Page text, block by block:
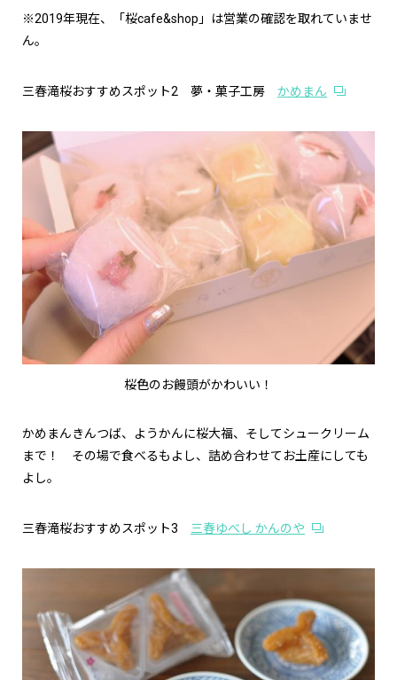
※2019年現在、「 桜cafe&shop 」は営業の確認を取れていませ
ん。
三春滝桜おすすめスポット2 夢・菓子工房 かめまん
桜色のお饅頭がかわいい！
かめまんきんつば、ようかんに桜大福、そしてシュークリーム
まで！ その場で食べるもよし、詰め合わせてお土産にしても
よし。
三春滝桜おすすめスポット3 三春ゆべし かんのや